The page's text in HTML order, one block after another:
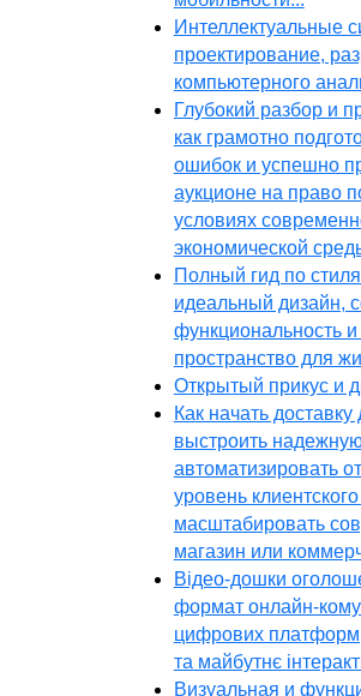
Интеллектуальные
проектирование,
компьютерного
Глубокий разбор и
как грамотно
ошибок и успешно
аукционе на право
условиях
экономической
Полный гид по
идеальный дизайн,
функциональность
пространство для
Открытый прикус и
Как начать
выстроить надежную
автоматизировать
уровень
масштабировать
магазин или
Відео-дошки
формат онлайн-
цифрових платформ,
та майбутнє
Визуальная и